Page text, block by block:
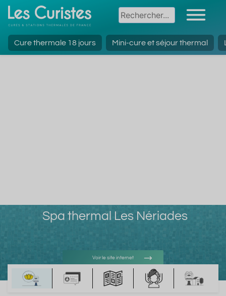
Cure thermale 18 jours Mini-cure et séjour thermal
Spa thermal Les Nériades
Voir le site internet
Voir l'adresse e-mail